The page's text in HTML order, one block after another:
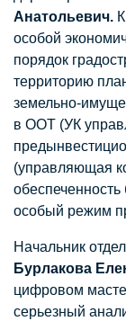
Анатольевич.
особой
порядок
территорию
земельно-
в ООТ (УК
(управляющая
особый режим
Начальник
Бурлакова
цифровом
серьезный